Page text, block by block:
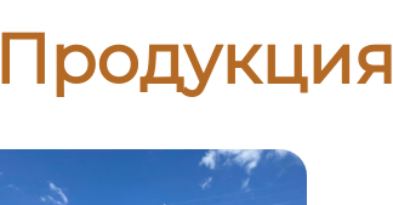
Продукция